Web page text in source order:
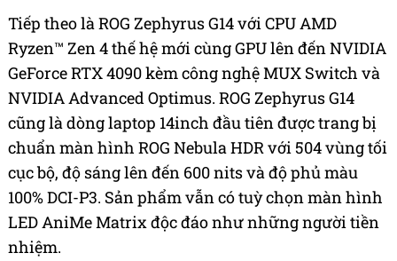
Tiếp theo là ROG Zephyrus G14 với CPU AMD
Ryzen™ Zen 4 thế hệ mới cùng GPU lên đến NVIDIA
GeForce RTX 4090 kèm công nghệ MUX Switch và
NVIDIA Advanced Optimus. ROG Zephyrus G14
cũng là dòng laptop 14inch đầu tiên được trang bị
chuẩn màn hình ROG Nebula HDR với 504 vùng tối
cục bộ, độ sáng lên đến 600 nits và độ phủ màu
100% DCI-P3. Sản phẩm vẫn có tuỳ chọn màn hình
LED AniMe Matrix độc đáo như những người tiền
nhiệm.